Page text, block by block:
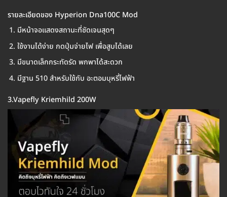
รายละเอียดของ Hyperion Dna100C Mod
มีหน้าจอแสดงสถานะที่ชัดเจนสุดๆ
ใช้งานได้ง่าย กดปุ่มจ่ายไฟ เพื่อสูบได้เลย
มีขนาดเล็กกระทัดรัด พกพาได้สะดวก
มีฐาน 510 สำหรับใช้กับ อะตอมบุหรี่ไฟฟ้า
3.Vapefly Kriemhild 200W